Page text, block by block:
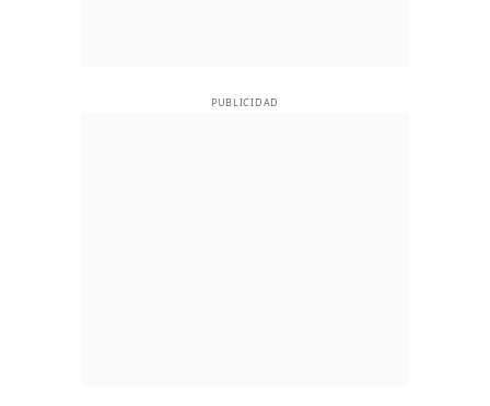
PUBLICIDAD